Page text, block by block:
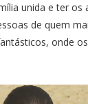
unida e ter os
de quem
onde